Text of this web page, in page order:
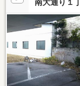
南大通り１